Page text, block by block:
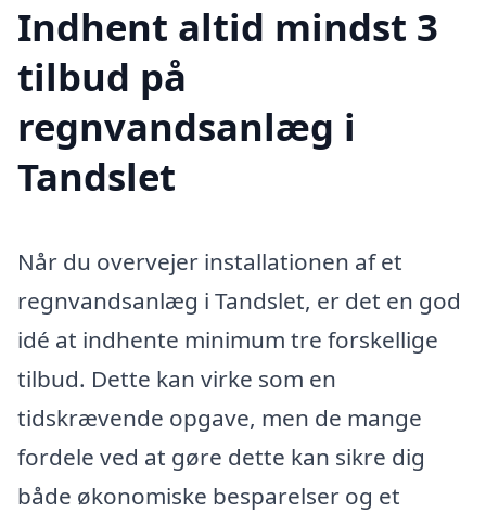
Indhent altid mindst 3
tilbud på
regnvandsanlæg i
Tandslet
Når du overvejer installationen af et
regnvandsanlæg i Tandslet, er det en god
idé at indhente minimum tre forskellige
tilbud. Dette kan virke som en
tidskrævende opgave, men de mange
fordele ved at gøre dette kan sikre dig
både økonomiske besparelser og et